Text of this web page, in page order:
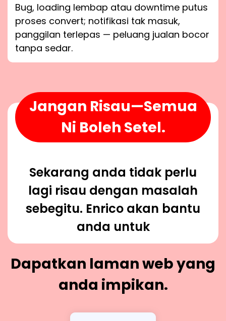
Bug, loading lembap atau downtime putus
proses convert; notifikasi tak masuk,
panggilan terlepas — peluang jualan bocor
tanpa sedar.
Jangan Risau—Semua
Ni Boleh Setel.
Sekarang anda tidak perlu
lagi risau dengan masalah
sebegitu. Enrico akan bantu
anda untuk
Dapatkan laman web yang
anda impikan.